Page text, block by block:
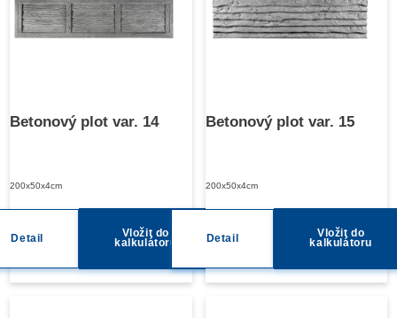
Betonový plot var. 14
200x50x4cm
Detail
Vložit do
kalkulátoru
Betonový plot var. 15
200x50x4cm
Detail
Vložit do
kalkulátoru